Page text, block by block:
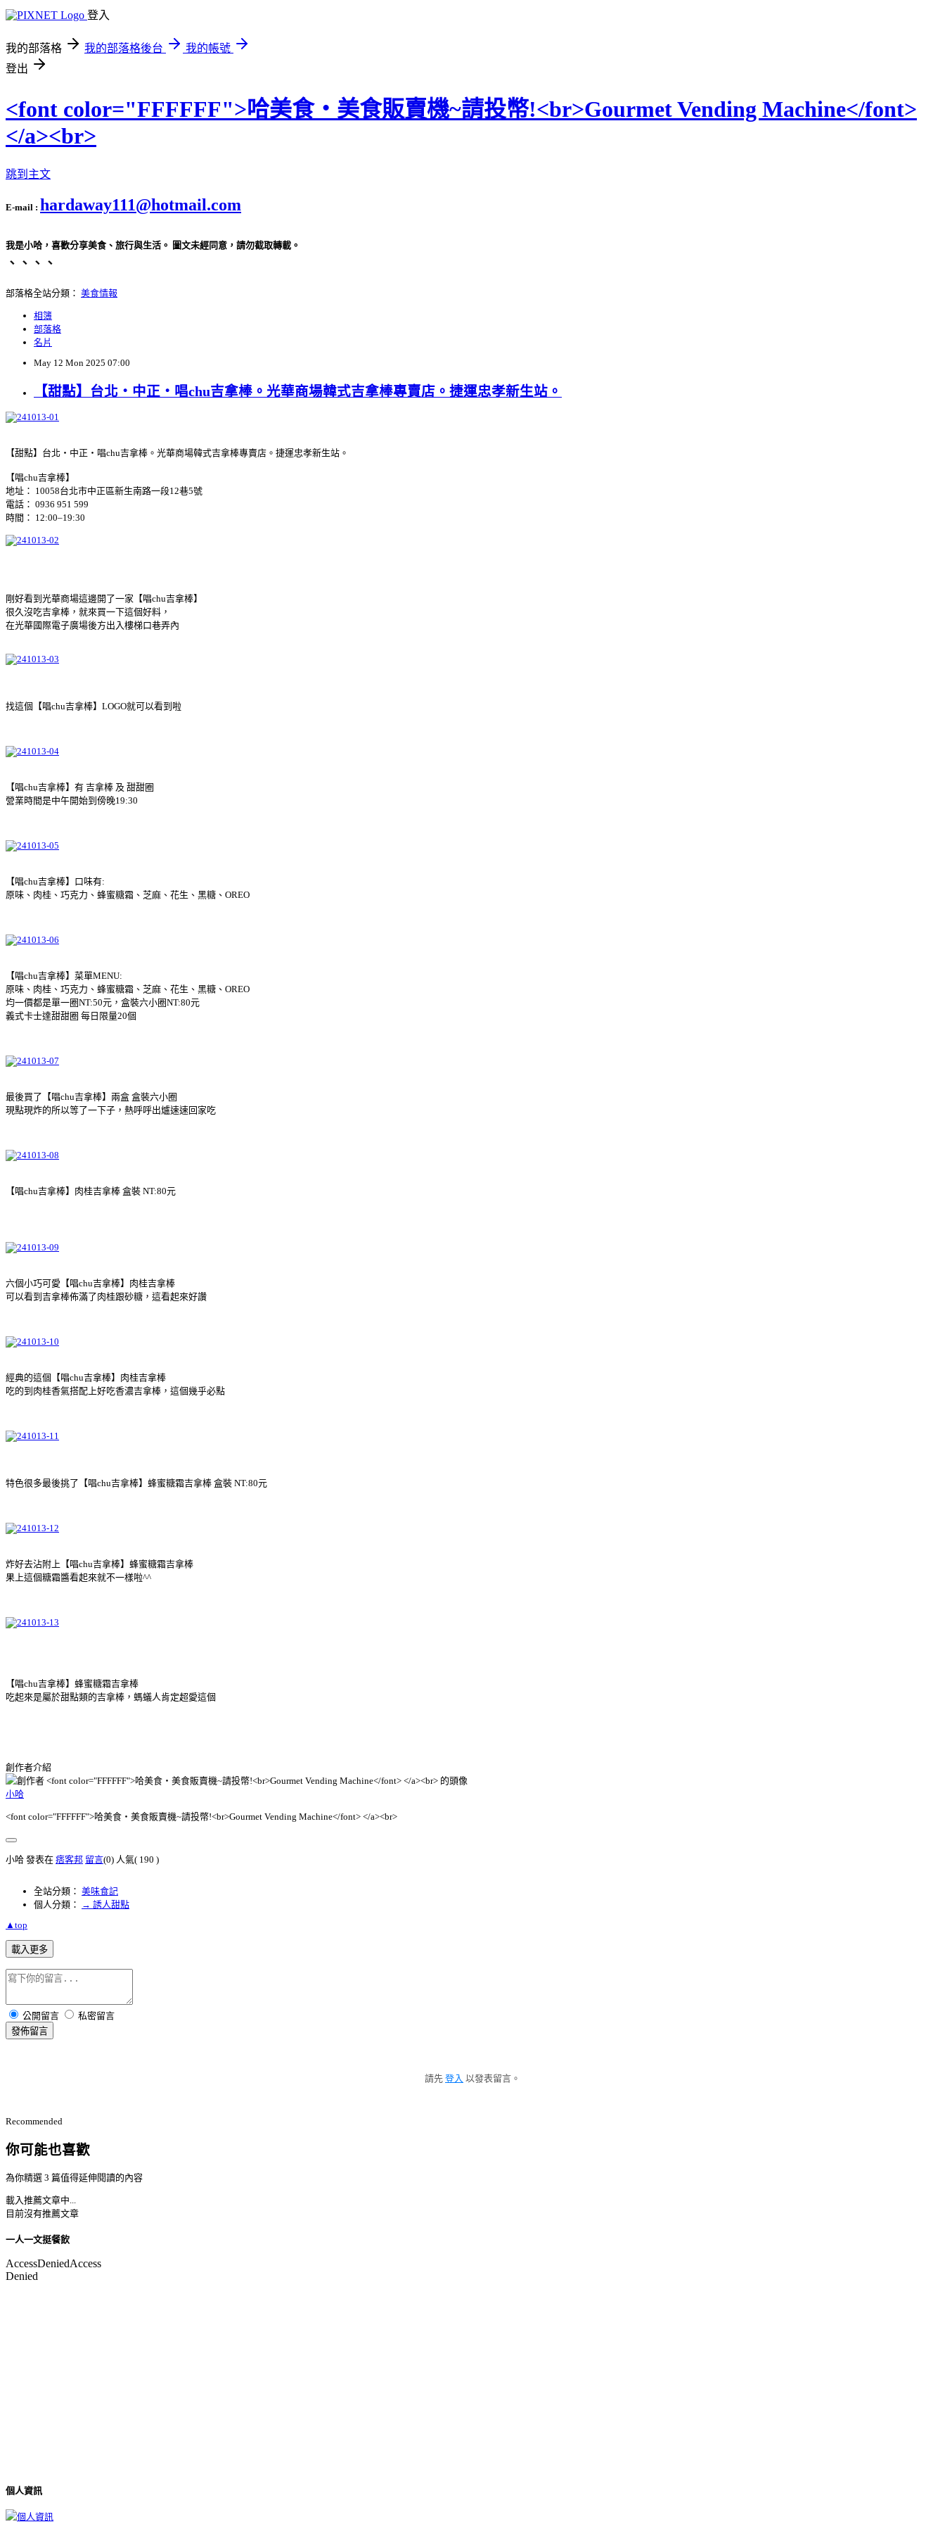
登入
我的部落格 我的部落格後台
我的帳號
登出
<font color="FFFFFF">哈美食‧美食販賣機~請投幣!<br>Gourmet Vending Machine</font>
</a><br>
跳到主文
E-mail : hardaway111@hotmail.com
我是小哈，喜歡分享美食、旅行與生活。 圖文未經同意，請勿截取轉載。
、、、、
部落格全站分類： 美食情報
相簿
部落格
名片
May 12 Mon 2025 07:00
【甜點】台北‧中正‧唱chu吉拿棒。光華商場韓式吉拿棒專賣店。捷運忠孝新生站。
【甜點】台北‧中正‧唱chu吉拿棒。光華商場韓式吉拿棒專賣店。捷運忠孝新生站。
【唱chu吉拿棒】
地址： 10058台北市中正區新生南路一段12巷5號
電話： 0936 951 599
時間： 12:00–19:30
剛好看到光華商場這邊開了一家【唱chu吉拿棒】
很久沒吃吉拿棒，就來買一下這個好料，
在光華國際電子廣場後方出入樓梯口巷弄內
找這個【唱chu吉拿棒】LOGO就可以看到啦
【唱chu吉拿棒】有 吉拿棒 及 甜甜圈
營業時間是中午開始到傍晚19:30
【唱chu吉拿棒】口味有:
原味、肉桂、巧克力、蜂蜜糖霜、芝麻、花生、黑糖、OREO
【唱chu吉拿棒】菜單MENU:
原味、肉桂、巧克力、蜂蜜糖霜、芝麻、花生、黑糖、OREO
均一價都是單一圈NT:50元，盒裝六小圈NT:80元
義式卡士達甜甜圈 每日限量20個
最後買了【唱chu吉拿棒】兩盒 盒裝六小圈
現點現炸的所以等了一下子，熱呼呼出爐速速回家吃
【唱chu吉拿棒】肉桂吉拿棒 盒裝 NT:80元
六個小巧可愛【唱chu吉拿棒】肉桂吉拿棒
可以看到吉拿棒佈滿了肉桂跟砂糖，這看起來好讚
經典的這個【唱chu吉拿棒】肉桂吉拿棒
吃的到肉桂香氣搭配上好吃香濃吉拿棒，這個幾乎必點
特色很多最後挑了【唱chu吉拿棒】蜂蜜糖霜吉拿棒 盒裝 NT:80元
炸好去沾附上【唱chu吉拿棒】蜂蜜糖霜吉拿棒
果上這個糖霜醬看起來就不一樣啦^^
【唱chu吉拿棒】蜂蜜糖霜吉拿棒
吃起來是屬於甜點類的吉拿棒，螞蟻人肯定超愛這個
創作者介紹
小哈
<font color="FFFFFF">哈美食‧美食販賣機~請投幣!<br>Gourmet Vending Machine</font> </a><br>
小哈 發表在 痞客邦 留言(0) 人氣( 190 )
全站分類： 美味食記
個人分類：
→ 誘人甜點
▲top
載入更多
公開留言
私密留言
發佈留言
請先 登入 以發表留言。
Recommended
你可能也喜歡
為你精選 3 篇值得延伸閱讀的內容
載入推薦文章中...
目前沒有推薦文章
一人一文挺餐飲
個人資訊